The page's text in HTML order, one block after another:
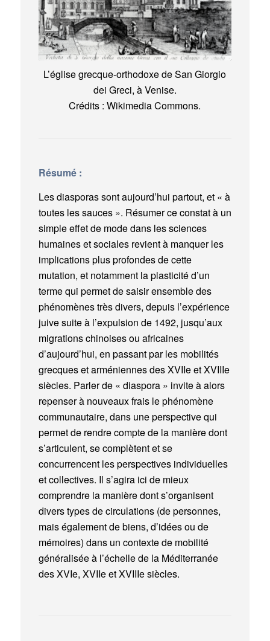
L’église grecque-orthodoxe de San Giorgio
dei Greci, à Venise.
Crédits : Wikimedia Commons.
Résumé :
Les diasporas sont aujourd’hui partout, et « à
toutes les sauces ». Résumer ce constat à un
simple effet de mode dans les sciences
humaines et sociales revient à manquer les
implications plus profondes de cette
mutation, et notamment la plasticité d’un
terme qui permet de saisir ensemble des
phénomènes très divers, depuis l’expérience
juive suite à l’expulsion de 1492, jusqu’aux
migrations chinoises ou africaines
d’aujourd’hui, en passant par les mobilités
grecques et arméniennes des XVIIe et XVIIIe
siècles. Parler de « diaspora » invite à alors
repenser à nouveaux frais le phénomène
communautaire, dans une perspective qui
permet de rendre compte de la manière dont
s’articulent, se complètent et se
concurrencent les perspectives individuelles
et collectives. Il s’agira ici de mieux
comprendre la manière dont s’organisent
divers types de circulations (de personnes,
mais également de biens, d’idées ou de
mémoires) dans un contexte de mobilité
généralisée à l’échelle de la Méditerranée
des XVIe, XVIIe et XVIIIe siècles.